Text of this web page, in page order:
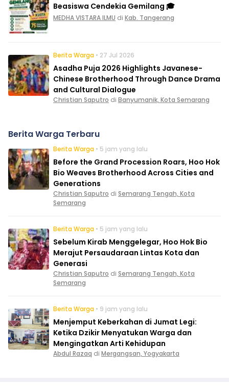
Beasiswa Cendekia Gemilang 🎓
MEDHA VISTARA ILMU di Kab. Tangerang
Berita Warga • 27 Jul 2026
Asadha Puja 2026 Highlights Javanese-
Chinese Brotherhood Through Dance Drama
and Cultural Dialogue
Christian Saputro di Banyumanik, Kota Semarang
Berita Warga Terbaru
Berita Warga • 5 jam yang lalu
Before the Grand Procession Roars, Hoo Hok
Bio Weaves Brotherhood Across Cities and
Generations
Christian Saputro di Semarang Tengah, Kota
Semarang
Berita Warga • 5 jam yang lalu
Sebelum Kirab Menggelegar, Hoo Hok Bio
Merajut Persaudaraan Lintas Kota dan
Generasi
Christian Saputro di Semarang Tengah, Kota
Semarang
Berita Warga • 9 jam yang lalu
Menjemput Keberkahan di Jumat Legi:
Ketika Dzikir Menyatukan Warga dan
Mengingatkan Arti Kehidupan
Abdul Razaq di Mergangsan, Yogyakarta